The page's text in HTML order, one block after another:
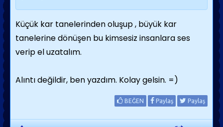
Küçük kar tanelerinden oluşup , büyük kar
tanelerine dönüşen bu kimsesiz insanlara ses
verip el uzatalım.
Alıntı değildir, ben yazdım. Kolay gelsin. =)
BEĞEN Paylaş Paylaş